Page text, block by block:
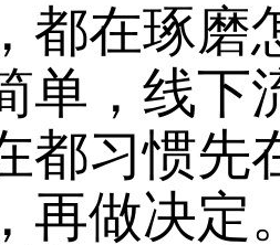
都在琢磨
单，线下
都习惯先
再做决定